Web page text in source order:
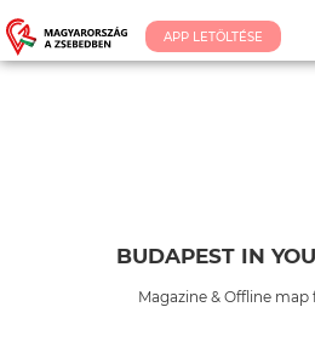
APP LETÖLTÉSE
BUDAPEST IN
Magazine & Offline